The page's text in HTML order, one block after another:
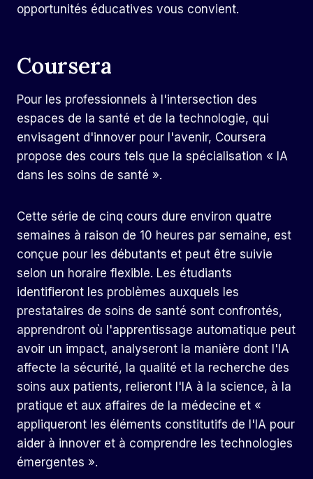
opportunités éducatives vous convient.
Coursera
Pour les professionnels à l'intersection des
espaces de la santé et de la technologie, qui
envisagent d'innover pour l'avenir, Coursera
propose des cours tels que la spécialisation « IA
dans les soins de santé ».
Cette série de cinq cours dure environ quatre
semaines à raison de 10 heures par semaine, est
conçue pour les débutants et peut être suivie
selon un horaire flexible. Les étudiants
identifieront les problèmes auxquels les
prestataires de soins de santé sont confrontés,
apprendront où l'apprentissage automatique peut
avoir un impact, analyseront la manière dont l'IA
affecte la sécurité, la qualité et la recherche des
soins aux patients, relieront l'IA à la science, à la
pratique et aux affaires de la médecine et «
appliqueront les éléments constitutifs de l'IA pour
aider à innover et à comprendre les technologies
émergentes ».